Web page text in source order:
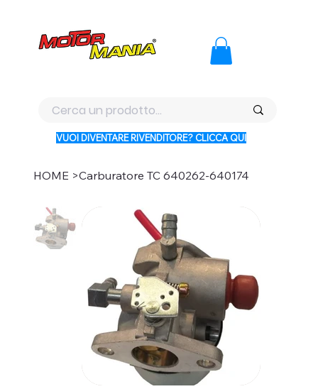
VUOI DIVENTARE RIVENDITORE? CLICCA QUI
HOME >Carburatore TC 640262-640174